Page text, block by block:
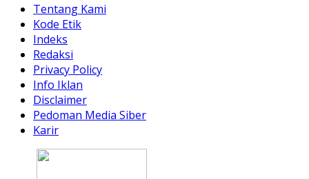
Tentang Kami
Kode Etik
Indeks
Redaksi
Privacy Policy
Info Iklan
Disclaimer
Pedoman Media Siber
Karir